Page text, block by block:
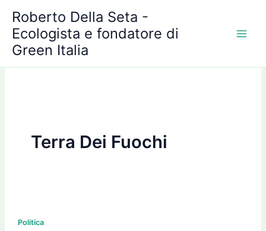
contenuto
Roberto Della Seta -
Ecologista e fondatore di
Green Italia
Terra Dei Fuochi
Politica
Alfano,
r
c
h